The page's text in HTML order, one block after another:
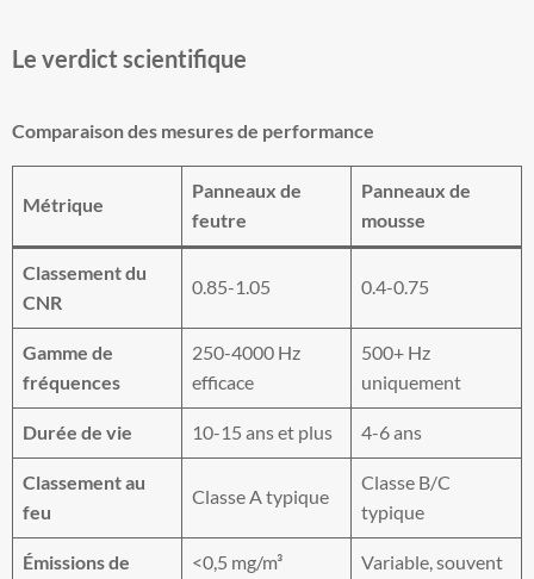
Le verdict scientifique
Comparaison des mesures de performance
Métrique
Panneaux de
feutre
Panneaux de
mousse
Classement du
CNR
0.85-1.05 0.4-0.75
Gamme de
fréquences
250-4000 Hz
efficace
500+ Hz
uniquement
Durée de vie 10-15 ans et plus 4-6 ans
Classement au
feu
Classe A typique
Classe B/C
typique
Émissions de
<0,5 mg/m³
Variable, souvent